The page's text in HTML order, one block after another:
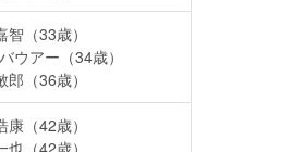
智（33歳）
ウアー（34歳）
郎（36歳）
康（42歳）
也（42歳）